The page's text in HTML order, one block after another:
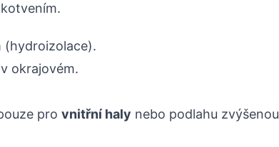
(hydroizolace).
okrajovém.
pro vnitřní haly nebo podlahu zvýšenou